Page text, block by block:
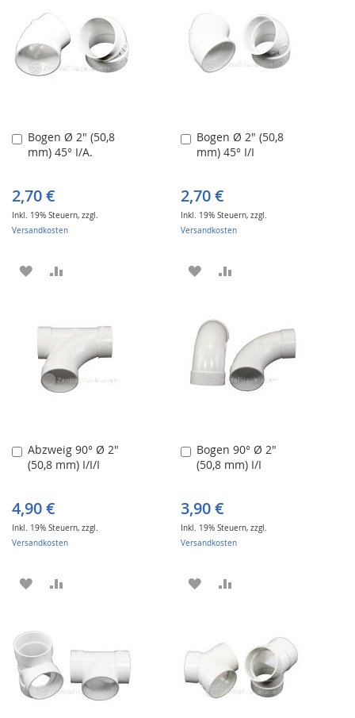
HINZUFÜGEN
HINZUFÜGENHINZUFÜGEN
Bogen Ø 2" (50,8
mm) 45° I/A.
2,70 €
Inkl. 19% Steuern, zzgl.
Versandkosten
In
den
ZUR
HINZUFÜGEN
HINZUFÜGEN
Bogen Ø 2" (50,8
mm) 45° I/I
2,70 €
Inkl. 19% Steuern,zzgl.
Versandkosten
In
den
ZUR
HINZUFÜGEN
Abzweig 90° Ø 2"
(50,8 mm) I/I/I
4,90 €
Inkl. 19% Steuern, zzgl.
Versandkosten
In
den
ZUR
HINZUFÜGEN
Bogen 90° Ø 2"
(50,8 mm) I/I
3,90 €
Inkl. 19% Steuern,zzgl.
Versandkosten
In
den
ZUR
HINZUFÜGEN
HINZUFÜGEN